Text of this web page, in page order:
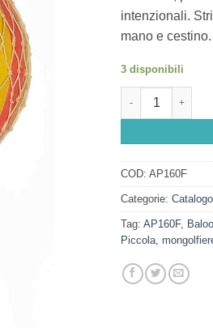
intenzionali.
mano e
3 disponibili
Mongolfiera
COD:AP160F
Categorie:Catalogo
Tag:AP160F,
Piccola ,